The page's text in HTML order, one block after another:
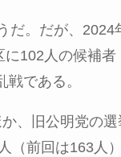
。だが、 2024
に102 人の候補者
である。
、旧公明党の
人（前回は163人